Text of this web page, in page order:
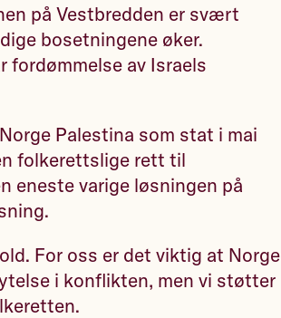
på Vestbredden er svært
bosetningene øker.
av Israels
Palestina som stat i mai
folkerettslige rett til
eneste varige løsningen på
For oss er det viktig at Norge
i konflikten, men vi støtter